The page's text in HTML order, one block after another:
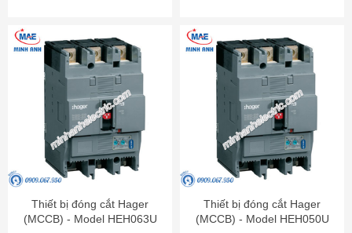
Thiết bị đóng cắt Hager
(MCCB) - Model HEH063U
Thiết bị đóng cắt Hager
(MCCB) - Model HEH050U